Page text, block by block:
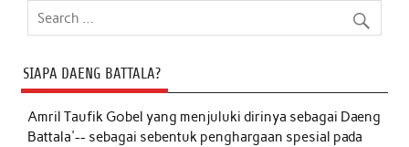
SIAPA DAENG BATTALA?
Amril Taufik Gobelyang menjuluki dirinya sebagai Daeng
Battala'-- sebagai sebentuk penghargaan spesial pada